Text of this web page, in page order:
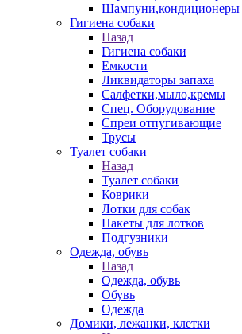
Шампуни,кондиционеры
Гигиена собаки
Назад
Гигиена собаки
Емкости
Ликвидаторы запаха
Салфетки,мыло,кремы
Спец. Оборудование
Спреи отпугивающие
Трусы
Туалет собаки
Назад
Туалет собаки
Коврики
Лотки для собак
Пакеты для лотков
Подгузники
Одежда, обувь
Назад
Одежда, обувь
Обувь
Одежда
Домики, лежанки, клетки